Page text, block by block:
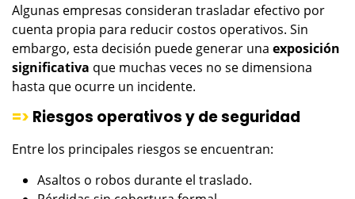
Algunas empresas consideran trasladar efectivo por
cuenta propia para reducir costos operativos. Sin
embargo, esta decisión puede generar una exposición
significativa que muchas veces no se dimensiona
hasta que ocurre un incidente.
=> Riesgos operativos y de seguridad
Entre los principales riesgos se encuentran:
Asaltos o robos durante el traslado.